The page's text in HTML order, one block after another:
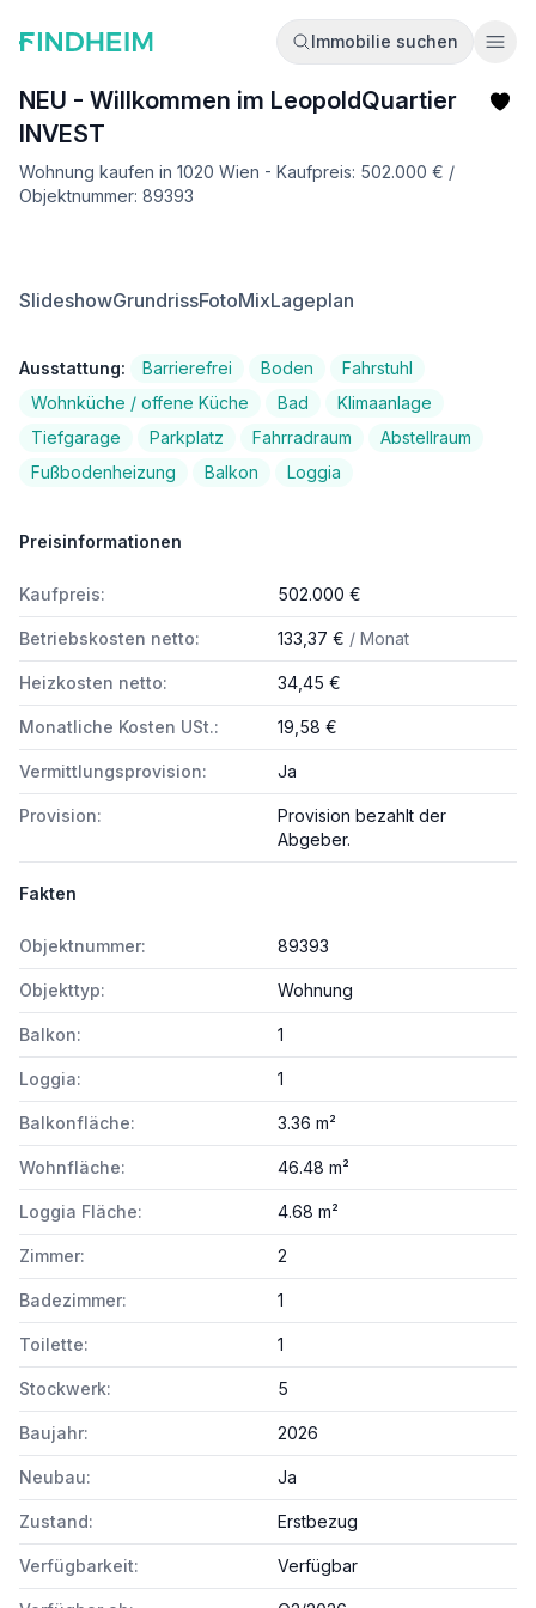
Immobilie suchen
NEU - Willkommen im LeopoldQuartier
INVEST
Wohnung kaufen in 1020 Wien - Kaufpreis: 502.000 € /
Objektnummer: 89393
SlideshowGrundrissFotoMixLageplan
Ausstattung: Barrierefrei Boden
Fahrstuhl
Wohnküche / offene Küche
Bad
Klimaanlage
Tiefgarage
Parkplatz Fahrradraum
Abstellraum
Fußbodenheizung
Balkon Loggia
Preisinformationen
Kaufpreis: 502.000 €
Betriebskosten netto: 133,37 € / Monat
Heizkosten netto: 34,45 €
Monatliche Kosten USt.: 19,58 €
Vermittlungsprovision: Ja
Provision:
Provision bezahlt der
Abgeber.
Fakten
Objektnummer: 89393
Objekttyp: Wohnung
Balkon: 1
Loggia: 1
Balkonfläche: 3.36 m²
Wohnfläche: 46.48 m²
Loggia Fläche: 4.68 m²
Zimmer: 2
Badezimmer: 1
Toilette: 1
Stockwerk: 5
Baujahr: 2026
Neubau: Ja
Zustand: Erstbezug
Verfügbarkeit: Verfügbar